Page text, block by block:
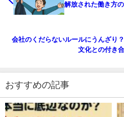
解放された働き方
会社のくだらないルールにうんざり
文化との付き
おすすめの記事